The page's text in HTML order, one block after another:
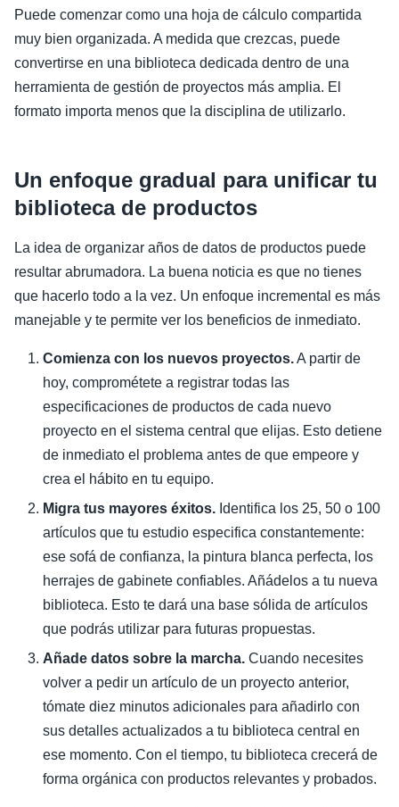
Puede comenzar como una hoja de cálculo compartida
muy bien organizada. A medida que crezcas, puede
convertirse en una biblioteca dedicada dentro de una
herramienta de gestión de proyectos más amplia. El
formato importa menos que la disciplina de utilizarlo.
Un enfoque gradual para unificar tu
biblioteca de productos
La idea de organizar años de datos de productos puede
resultar abrumadora. La buena noticia es que no tienes
que hacerlo todo a la vez. Un enfoque incremental es más
manejable y te permite ver los beneficios de inmediato.
Comienza con los nuevos proyectos.A partir de
hoy, comprométete a registrar todas las
especificaciones de productos de cada nuevo
proyecto en el sistema central que elijas. Esto detiene
de inmediato el problema antes de que empeore y
crea el hábito en tu equipo.
Migra tus mayores éxitos. Identifica los 25, 50 o 100
artículos que tu estudio especifica constantemente:
ese sofá de confianza, la pintura blanca perfecta, los
herrajes de gabinete confiables. Añádelos a tu nueva
biblioteca. Esto te dará una base sólida de artículos
que podrás utilizar para futuras propuestas.
Añade datos sobre la marcha. Cuando necesites
volver a pedir un artículo de un proyecto anterior,
tómate diez minutos adicionales para añadirlo con
sus detalles actualizados a tu biblioteca central en
ese momento. Con el tiempo, tu biblioteca crecerá de
forma orgánica con productos relevantes y probados.